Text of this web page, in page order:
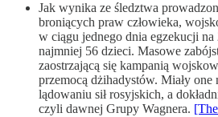
Jak wynika ze śledztwa
broniących praw człowieka,
w ciągu jednego dnia egzekucji
najmniej 56 dzieci. Masowe
zaostrzającą się kampanią
przemocą dżihadystów. Miały
lądowaniu sił rosyjskich, a
czyli dawnej Grupy Wagnera.